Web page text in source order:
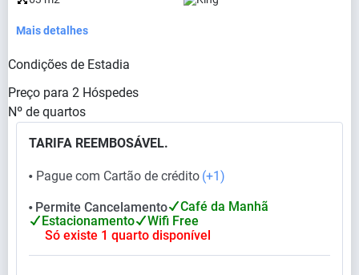
Mais detalhes
Condições de Estadia
Preço para 2 Hóspedes
Nº de quartos
TARIFA REEMBOSÁVEL.
⬤ Pague com Cartão de crédito (+1)
⬤ Permite Cancelamento
Café da Manhã
Estacionamento
Wifi Free
Só existe 1 quarto disponível